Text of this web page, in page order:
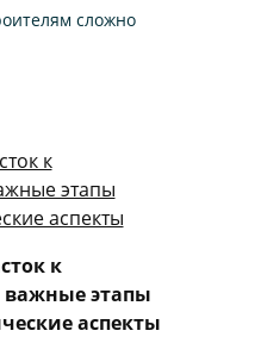
сложно
к
важные этапы
аспекты